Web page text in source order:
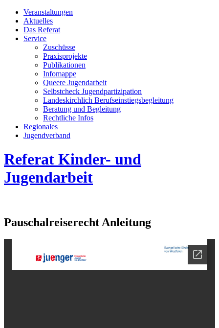
Veran­staltungen
Aktuelles
Das Referat
Service
Zuschüsse
Praxis­projekte
Publikationen
Infomappe
Queere Jugendarbeit
Selbstcheck Jugendpartizipation
Landeskirchlich Berufseinstiegsbegleitung
Beratung und Begleitung
Rechtliche Infos
Regionales
Jugend­­ver­band
Referat Kinder- und
Jugendarbeit
Pauschalreiserecht Anleitung